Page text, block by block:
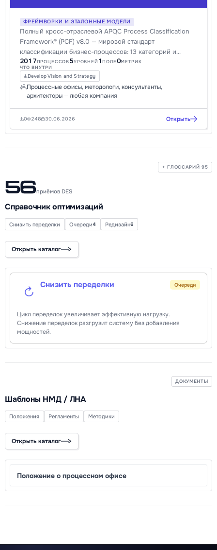
ФРЕЙМВОРКИ И ЭТАЛОННЫЕ МОДЕЛИ
Полный кросс-отраслевой APQC Process Classification
Framework® (PCF) v8.0 — мировой стандарт
классификации бизнес-процессов: 13 категорий и
~2000 процессов до 5 уровней, с идентификаторами
PCF. Готов к импорту в Storm BPMN.
2017ПРОЦЕССОВ5УРОВНЕЙ 1ПОЛЕ0МЕТРИК
ЧТО ВНУТРИ
Develop Vision and Strategy
Процессные офисы, методологи, консультанты,
архитекторы — любая компания
0 248 30.06.2026 Открыть
+ ГЛОССАРИЙ 95
56приёмов DES
Справочник оптимизаций
Снизить переделки Очереди4 Редизайн6
Открыть каталог
Снизить переделки Очереди
Цикл переделок увеличивает эффективную нагрузку.
Снижение переделок разгрузит систему без добавления
мощностей.
ДОКУМЕНТЫ
Шаблоны НМД / ЛНА
Положения Регламенты Методики
Открыть каталог
Положение о процессном офисе